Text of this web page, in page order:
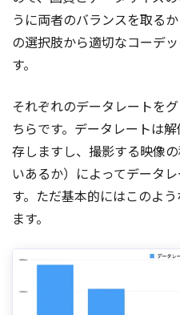
うに両者のバランスを取る
の選択肢から適切なコーデ
す。
それぞれのデータレートを
ちらです。データレートは
存しますし、撮影する映像
いあるか）によってデータ
す。ただ基本的にはこのよ
ます。